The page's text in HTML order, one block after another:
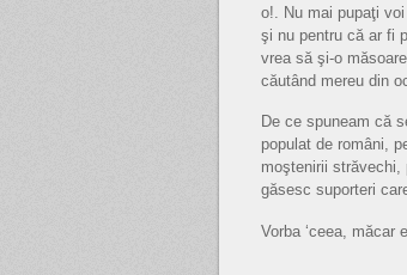
o!. Nu mai pupaţi
şi nu pentru că ar fi
vrea să şi-o
căutând mereu din
De ce spuneam că
populat de români,
moştenirii străvechi,
găsesc suporteri
Vorba ‘ceea, măcar